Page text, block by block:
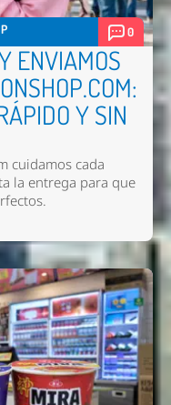
0
ENVIAMOS
Y SIN
cuidamos cada
la entrega para que